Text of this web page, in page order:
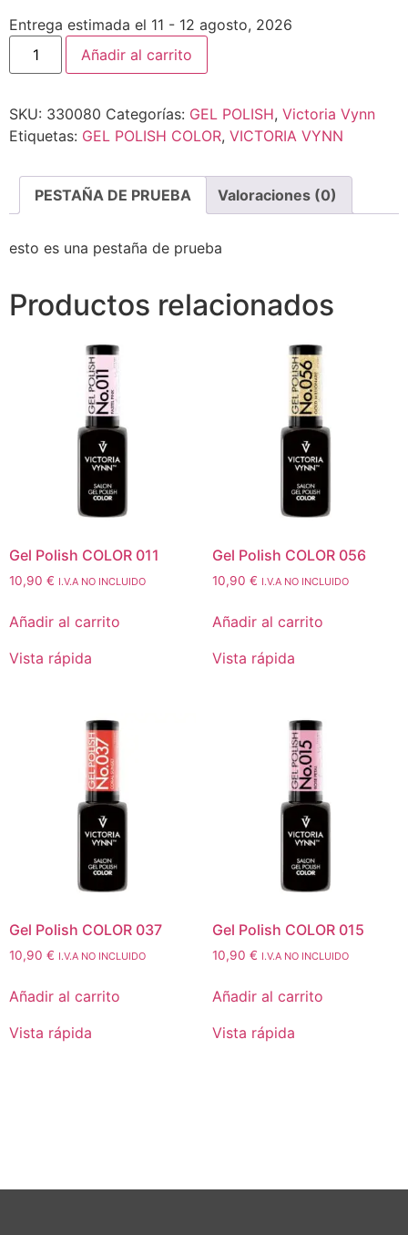
Entrega estimada el 11 - 12 agosto, 2026
Añadir al carrito
SKU: 330080 Categorías: GEL POLISH, Victoria Vynn
Etiquetas: GEL POLISH COLOR, VICTORIA VYNN
PESTAÑA DE PRUEBA Valoraciones (0)
esto es una pestaña de prueba
Productos relacionados
Gel Polish COLOR 011
10,90 € I.V.A NO INCLUIDO
Añadir al carrito
Vista rápida
Gel Polish COLOR 056
10,90 € I.V.A NO INCLUIDO
Añadir al carrito
Vista rápida
Gel Polish COLOR 037
10,90 € I.V.A NO INCLUIDO
Añadir al carrito
Vista rápida
Gel Polish COLOR 015
10,90 € I.V.A NO INCLUIDO
Añadir al carrito
Vista rápida